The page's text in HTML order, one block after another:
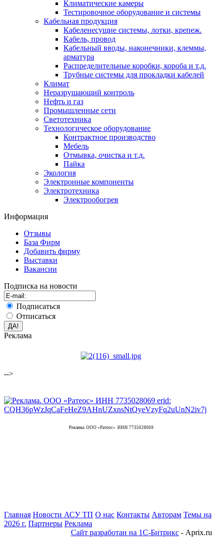
Климатические камеры
Тестировочное оборудование и системы
Кабельная продукция
Кабеленесущие системы, лотки, крепеж.
Кабель, провод
Кабельный вводы, наконечники, клеммы,
арматура
Распределительные коробки, короба и т.д.
Трубные системы для прокладки кабелей
Климат
Неразрушающий контроль
Нефть и газ
Промышленные сети
Светотехника
Технологическое оборудование
Контрактное производство
Мебель
Отмывка, очистка и т.д.
Пайка
Экология
Электронные компоненты
Электротехника
Электрообогрев
Информация
Отзывы
База Фирм
Добавить фирму
Выставки
Вакансии
Подписка на новости
Подписаться
Отписаться
Реклама
-->
Реклама. ООО «Ратеос» ИНН 7735028069
Главная Новости АСУ ТП О нас Контакты Авторам Темы на
2026 г. Партнеры Реклама
Сайт разработан на 1С-Битрикс - Aprix.ru